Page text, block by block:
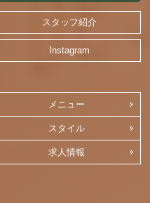
スタッフ紹介
Instagram
メニュー
スタイル
求人情報